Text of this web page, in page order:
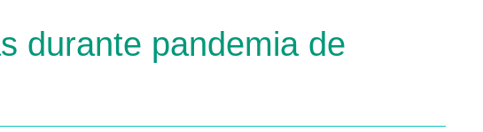
durante pandemia de